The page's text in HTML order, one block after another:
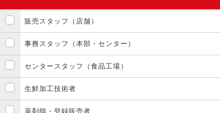
販売スタッフ（店舗）
事務スタッフ（本部・センター）
センタースタッフ（食品工場）
生鮮加工技術者
薬剤師・登録販売者